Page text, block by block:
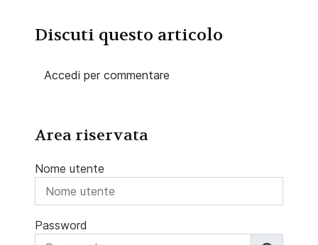
Discuti questo articolo
Accedi per commentare
Area riservata
Nome utente
Password